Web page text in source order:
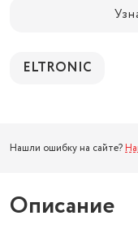
ELTRONIC
Нашли ошибку на сайте?
Описание